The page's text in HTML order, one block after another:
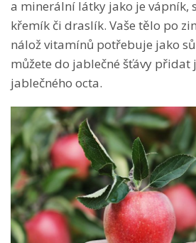
a minerální látky jako je vápník,
křemík či draslík. Vaše tělo po
nálož vitamínů potřebuje jako
můžete do jablečné šťávy přidat
jablečného octa.